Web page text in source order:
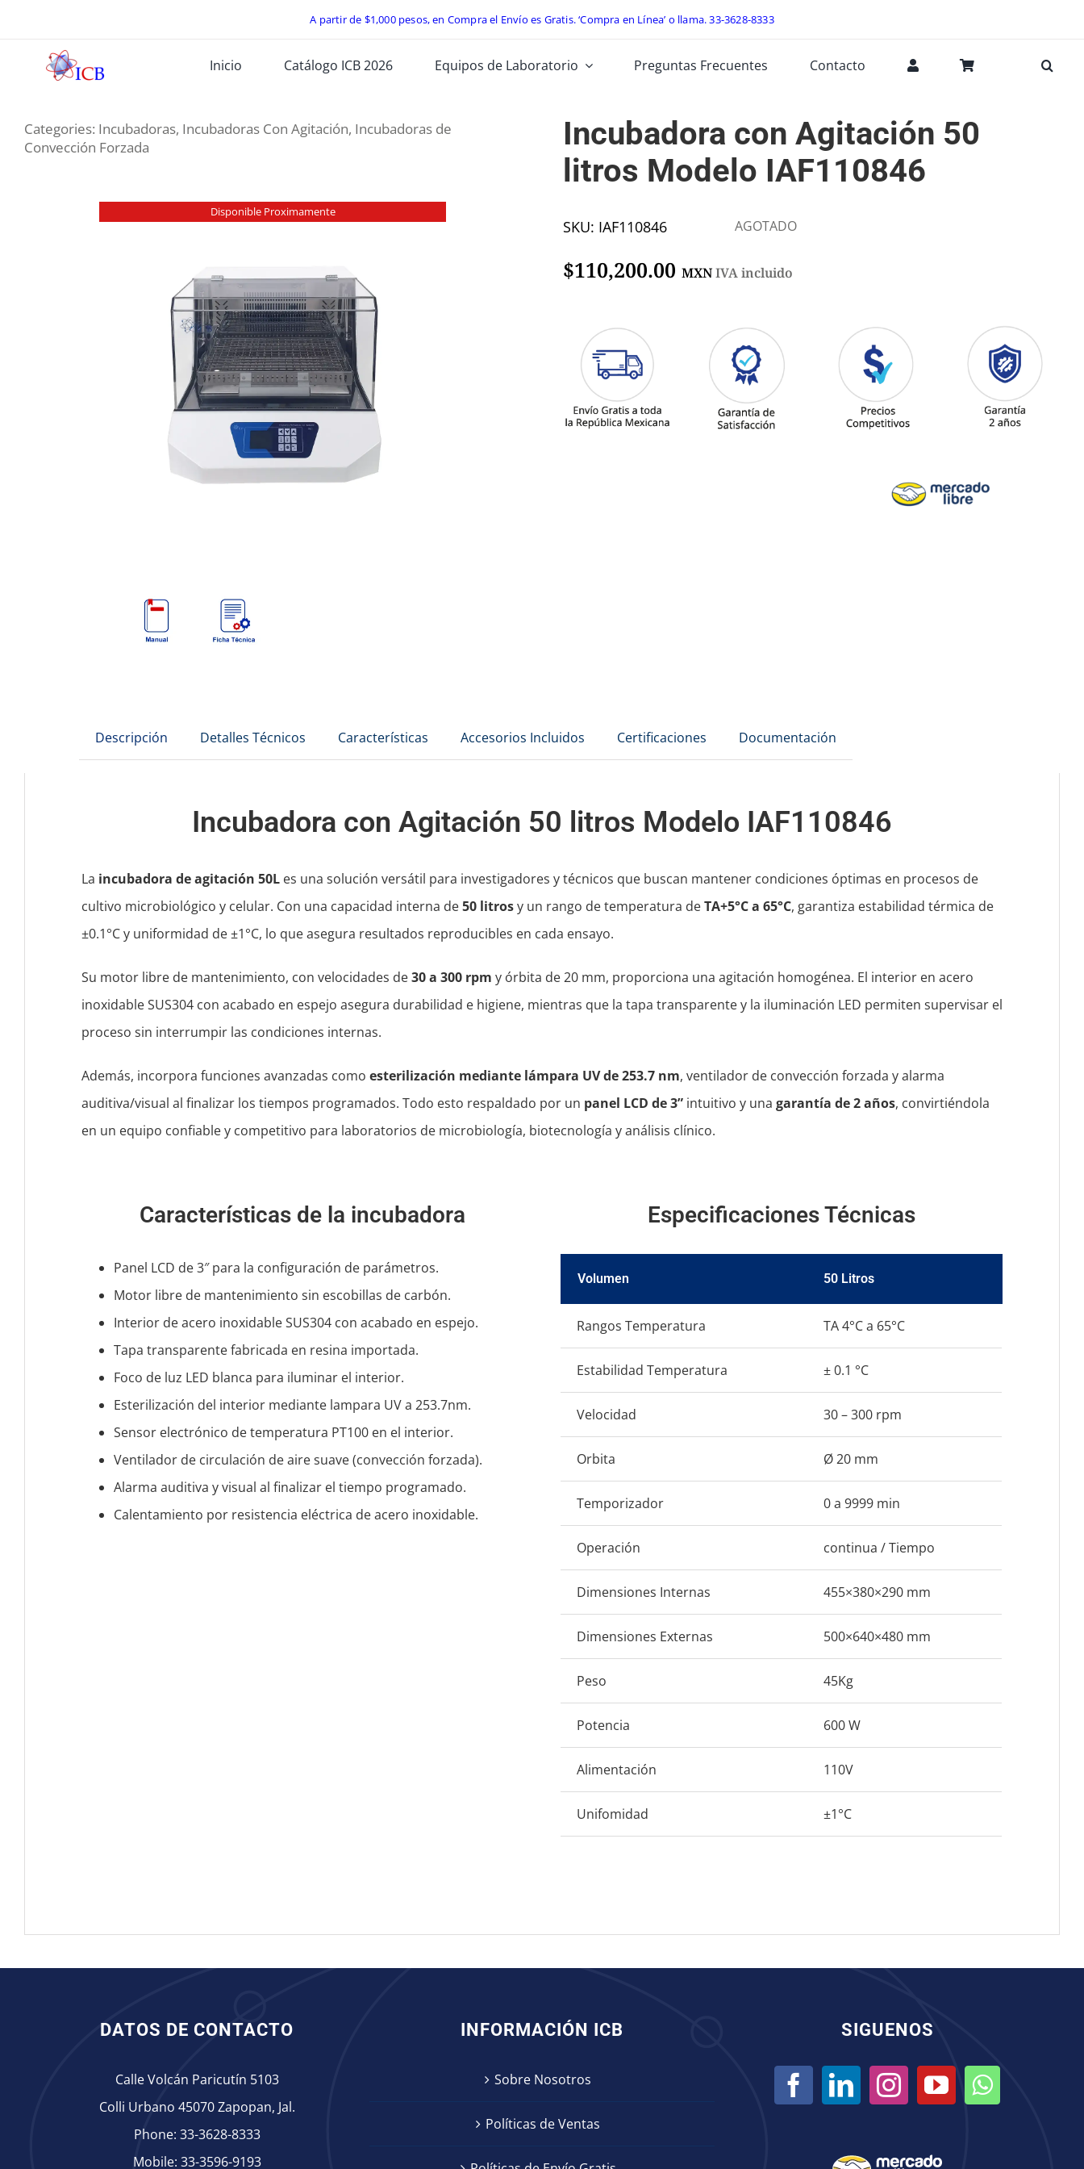
content
A partir de $1,000 pesos, en Compra el Envío es Gratis. ‘Compra en Línea’ o llama.33-3628-8333
Inicio Catálogo ICB 2026 Equipos de Laboratorio Preguntas Frecuentes Contacto
Categories: Incubadoras, Incubadoras Con Agitación, Incubadoras de
Convección Forzada
Disponible Proximamente
Incubadora con Agitación 50
litros Modelo IAF110846
SKU: IAF110846 AGOTADO
$110,200.00 MXNIVA incluido
Descripción Detalles Técnicos Características Accesorios Incluidos Certificaciones Documentación
Incubadora con Agitación 50 litros Modelo IAF110846
La incubadora de agitación 50Les una solución versátil para investigadores y técnicos que buscan mantener condiciones óptimas en procesos de
cultivo microbiológico y celular. Con una capacidad interna de50 litrosy un rango de temperatura deTA+5°C a 65°C, garantiza estabilidad térmica de
±0.1°C y uniformidad de ±1°C, lo que asegura resultados reproducibles en cada ensayo.
Su motor libre de mantenimiento, con velocidades de30 a 300 rpm y órbita de 20 mm, proporciona una agitación homogénea. El interior en acero
inoxidable SUS304 con acabado en espejo asegura durabilidad e higiene, mientras que la tapa transparente y la iluminación LED permiten supervisar el
proceso sin interrumpir las condiciones internas.
Además, incorpora funciones avanzadas como esterilización mediante lámpara UV de 253.7 nm, ventilador de convección forzada y alarma
auditiva/visual al finalizar los tiempos programados. Todo esto respaldado por un panel LCD de 3”intuitivo y una garantía de 2 años, convirtiéndola
en un equipo confiable y competitivo para laboratorios de microbiología, biotecnología y análisis clínico.
Características de la incubadora
Panel LCD de 3″ para la configuración de parámetros.
Motor libre de mantenimiento sin escobillas de carbón.
Interior de acero inoxidable SUS304 con acabado en espejo.
Tapa transparente fabricada en resina importada.
Foco de luz LED blanca para iluminar el interior.
Esterilización del interior mediante lampara UV a 253.7nm.
Sensor electrónico de temperatura PT100 en el interior.
Ventilador de circulación de aire suave (convección forzada).
Alarma auditiva y visual al finalizar el tiempo programado.
Calentamiento por resistencia eléctrica de acero inoxidable.
Especificaciones Técnicas
Volumen 50 Litros
Rangos Temperatura TA 4°C a 65°C
Estabilidad Temperatura ± 0.1 °C
Velocidad 30 – 300 rpm
Orbita Ø 20 mm
Temporizador 0 a 9999 min
Operación continua / Tiempo
Dimensiones Internas 455×380×290 mm
Dimensiones Externas 500×640×480 mm
Peso 45Kg
Potencia 600 W
Alimentación 110V
Unifomidad ±1°C
DATOS DE CONTACTO
Calle Volcán Paricutín 5103
Colli Urbano 45070 Zapopan, Jal.
Phone: 33-3628-8333
Mobile: 33-3596-9193
INFORMACIÓN ICB
Sobre Nosotros
Políticas de Ventas
SIGUENOS